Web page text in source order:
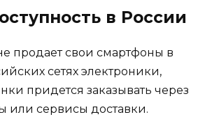
в России
продает свои смартфоны в
сетях электроники,
придется заказывать через
или сервисы доставки.